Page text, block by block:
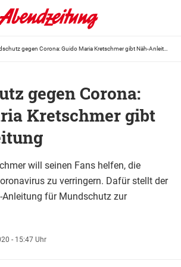
gegen Corona:
Kretschmer gibt
will seinen Fans helfen, die
zu verringern. Dafür stellt der
Anleitung für Mundschutz zur
- 15:47 Uhr